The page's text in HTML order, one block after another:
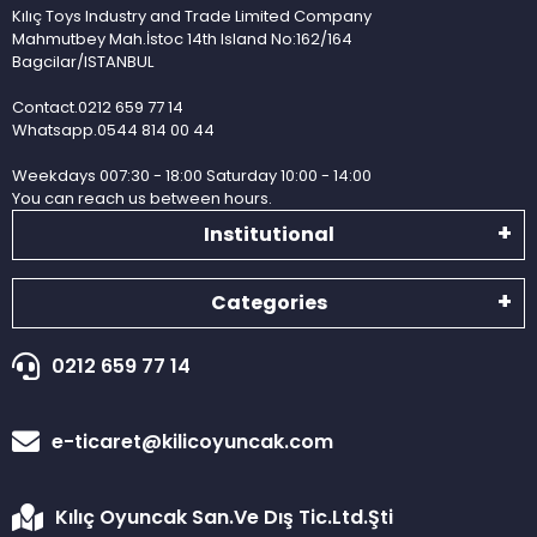
Kılıç Toys Industry and Trade Limited Company
Mahmutbey Mah.İstoc 14th Island No:162/164
Bagcilar/ISTANBUL
Contact.0212 659 77 14
Whatsapp.0544 814 00 44
Weekdays 007:30 - 18:00 Saturday 10:00 - 14:00
You can reach us between hours.
Institutional
Categories
0212 659 77 14
e-ticaret@kilicoyuncak.com
Kılıç Oyuncak San.Ve Dış Tic.Ltd.Şti